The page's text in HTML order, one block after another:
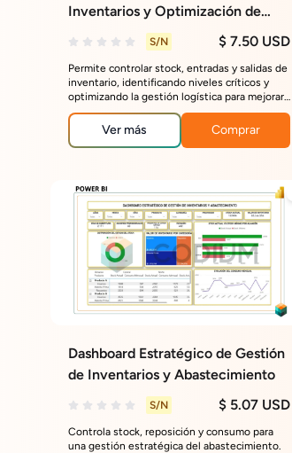
Inventarios y Optimización de
Logística de Almacenes
S/N $ 7.50 USD
Permite controlar stock, entradas y salidas de
inventario, identificando niveles críticos y
optimizando la gestión logística para mejorar
disponibilidad y rotación de productos.
Ver más Comprar
Dashboard Estratégico de Gestión
de Inventarios y Abastecimiento
S/N $ 5.07 USD
Controla stock, reposición y consumo para
una gestión estratégica del abastecimiento.